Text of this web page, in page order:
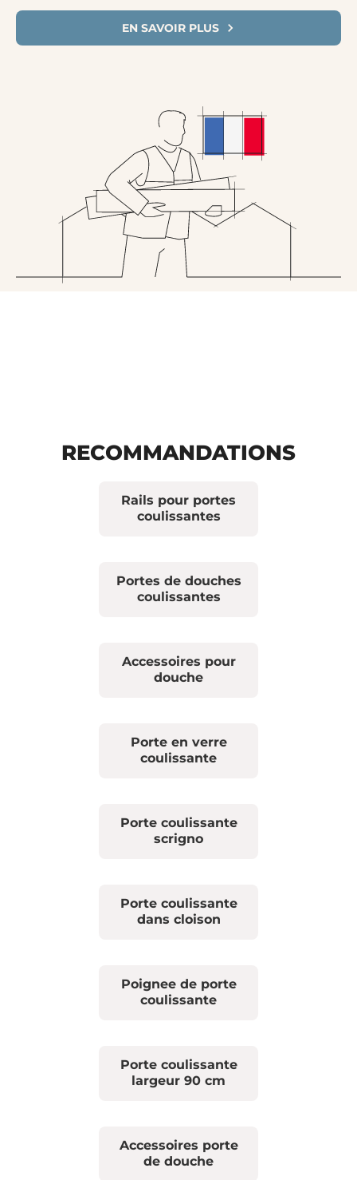
EN SAVOIR PLUS
RECOMMANDATIONS
Rails pour portes
coulissantes
Portes de douches
coulissantes
Accessoires pour
douche
Porte en verre
coulissante
Porte coulissante
scrigno
Porte coulissante
dans cloison
Poignee de porte
coulissante
Porte coulissante
largeur 90 cm
Accessoires porte
de douche